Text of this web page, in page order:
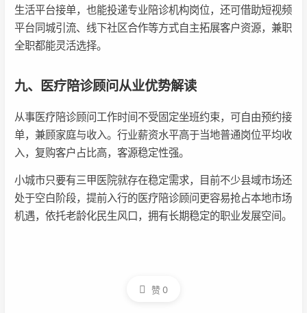
生活平台接单，也能投递专业陪诊机构岗位，还可借助短视频
平台同城引流、线下社区合作等方式自主拓展客户资源，兼职
全职都能灵活选择。
九、医疗陪诊顾问从业优势解读
从事医疗陪诊顾问工作时间不受固定坐班约束，可自由预约接
单，兼顾家庭与收入。行业薪资水平高于当地普通岗位平均收
入，复购客户占比高，客源稳定性强。
小城市只要有三甲医院就存在稳定需求，目前不少县域市场还
处于空白阶段，提前入行的医疗陪诊顾问更容易抢占本地市场
机遇，依托老龄化民生风口，拥有长期稳定的职业发展空间。
赞0